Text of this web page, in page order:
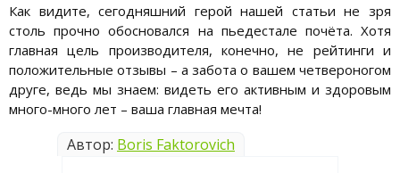
Как видите, сегодняшний герой нашей статьи не зря
столь прочно обосновался на пьедестале почёта. Хотя
главная цель производителя, конечно, не рейтинги и
положительные отзывы – а забота о вашем четвероногом
друге, ведь мы знаем: видеть его активным и здоровым
много-много лет – ваша главная мечта!
Автор: Boris Faktorovich